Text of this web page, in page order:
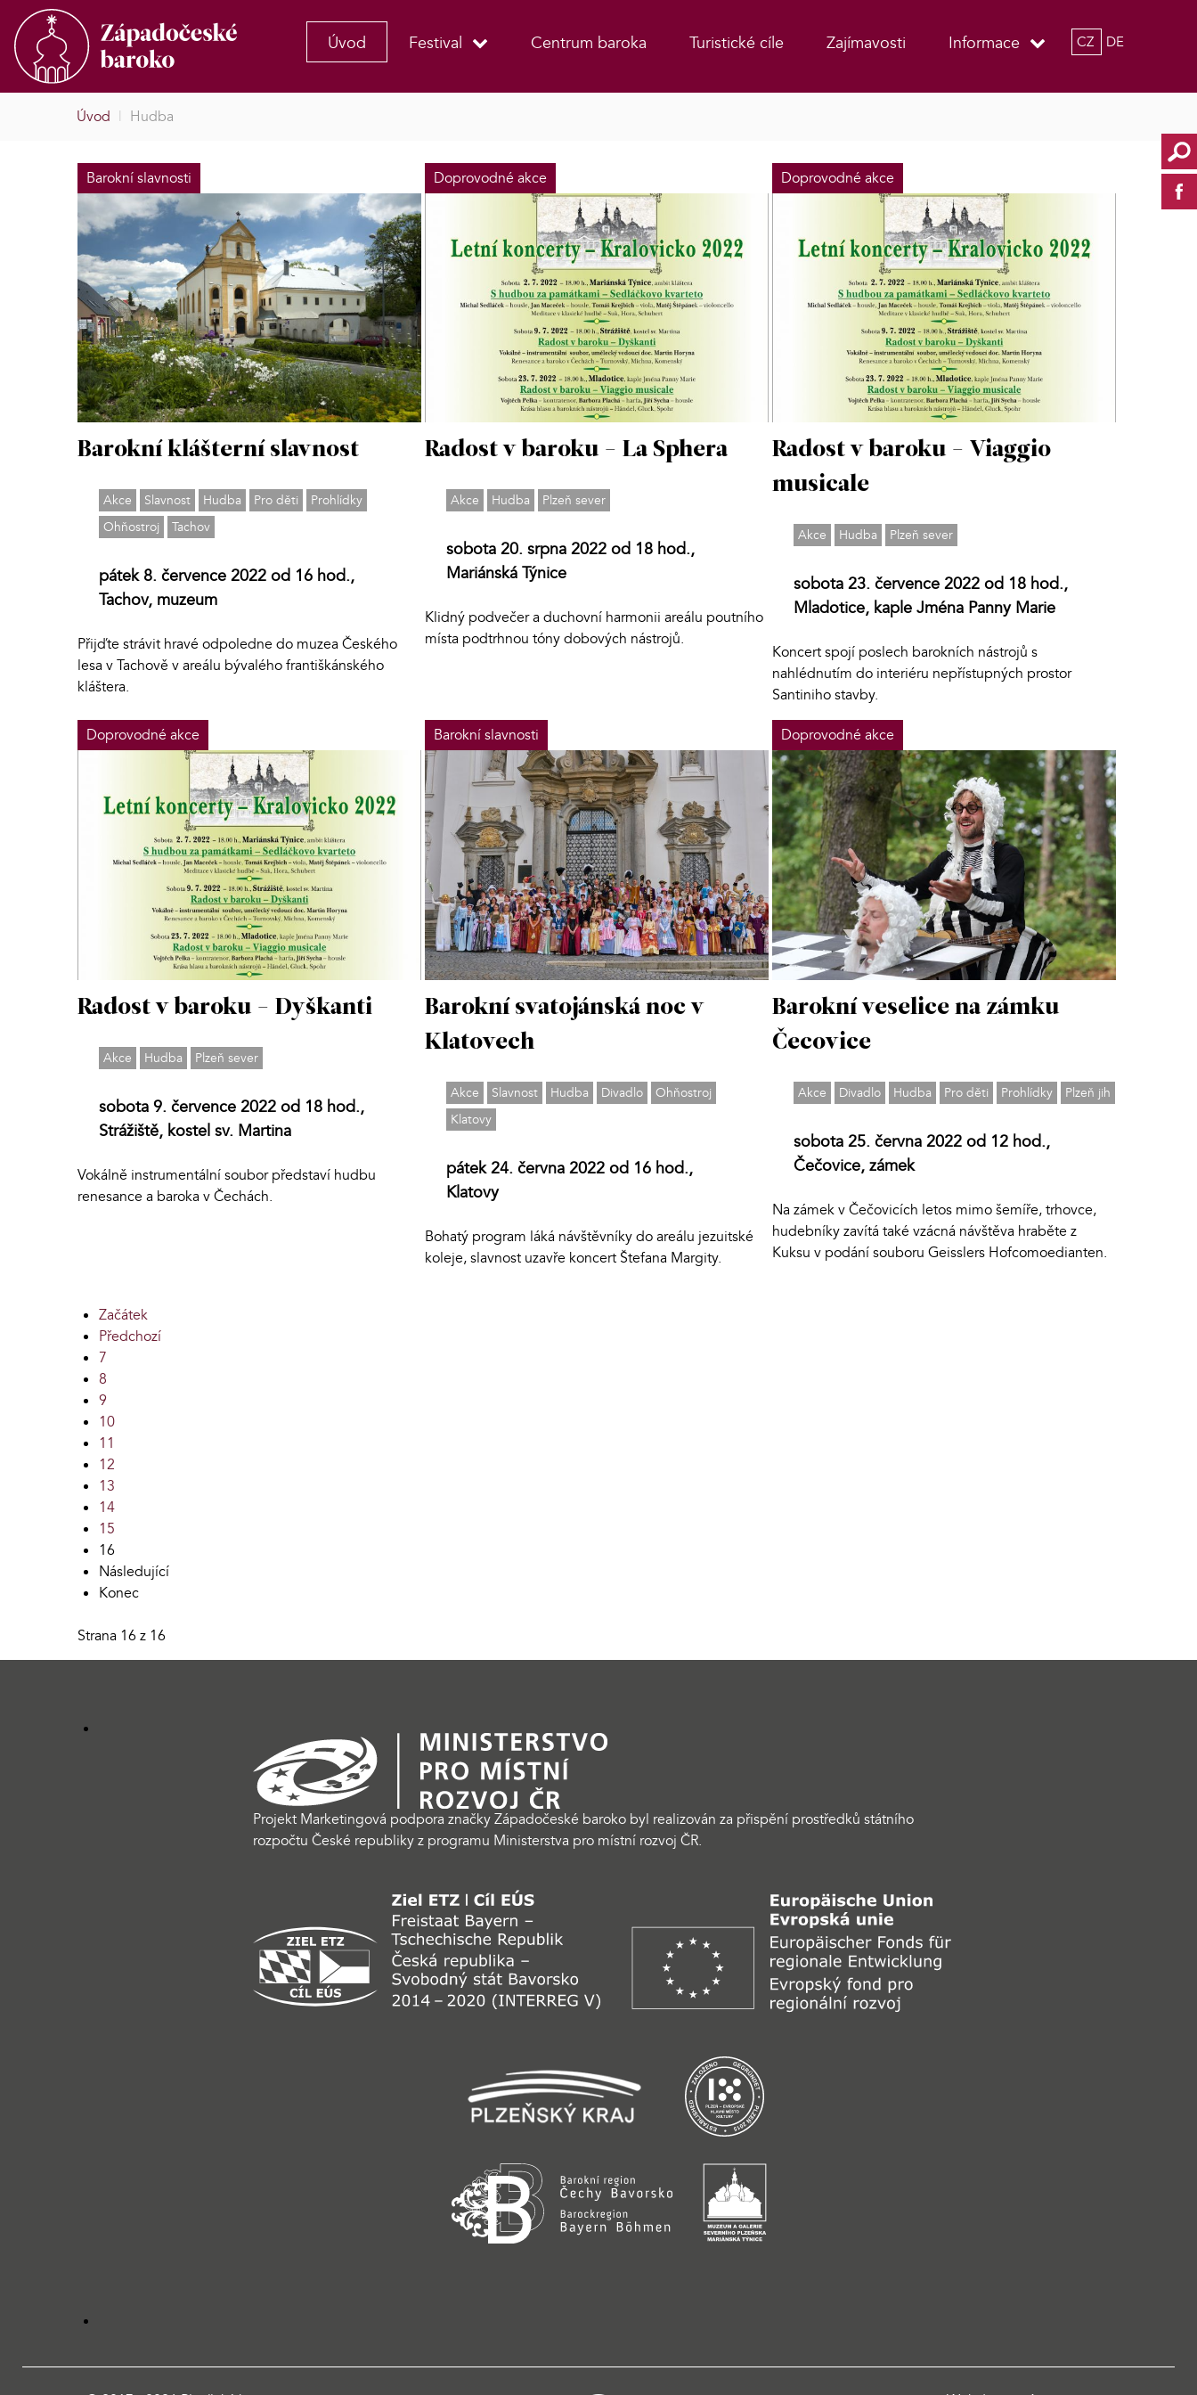
Úvod Festival Centrum baroka Turistické cíle Zajímavosti Informace CZ DE
Úvod | Hudba
Barokní slavnosti
Barokní klášterní slavnost
Akce Slavnost Hudba Pro děti
Prohlídky
Ohňostroj
Tachov
pátek 8. července 2022 od 16 hod.,
Tachov, muzeum
Přijďte strávit hravé odpoledne do muzea Českého
lesa v Tachově v areálu bývalého františkánského
kláštera.
Doprovodné akce
Radost v baroku - La Sphera
Akce Hudba Plzeň sever
sobota 20. srpna 2022 od 18 hod.,
Mariánská Týnice
Klidný podvečer a duchovní harmonii areálu poutního
místa podtrhnou tóny dobových nástrojů.
Doprovodné akce
Radost v baroku - Viaggio
musicale
Akce Hudba Plzeň sever
sobota 23. července 2022 od 18 hod.,
Mladotice, kaple Jména Panny Marie
Koncert spojí poslech barokních nástrojů s
nahlédnutím do interiéru nepřístupných prostor
Santiniho stavby.
Doprovodné akce
Radost v baroku - Dyškanti
Akce Hudba Plzeň sever
sobota 9. července 2022 od 18 hod.,
Strážiště, kostel sv. Martina
Vokálně instrumentální soubor představí hudbu
renesance a baroka v Čechách.
Barokní slavnosti
Barokní svatojánská noc v
Klatovech
Akce Slavnost Hudba Divadlo
Ohňostroj
Klatovy
pátek 24. června 2022 od 16 hod.,
Klatovy
Bohatý program láká návštěvníky do areálu jezuitské
koleje, slavnost uzavře koncert Štefana Margity.
Doprovodné akce
Barokní veselice na zámku
Čecovice
Akce Divadlo Hudba Pro děti Prohlídky Plzeň jih
sobota 25. června 2022 od 12 hod.,
Čečovice, zámek
Na zámek v Čečovicích letos mimo šemíře, trhovce,
hudebníky zavítá také vzácná návštěva hraběte z
Kuksu v podání souboru Geisslers Hofcomoedianten.
Začátek
Předchozí
7
8
9
10
11
12
13
14
15
16
Následující
Konec
Strana 16 z 16
Projekt Marketingová podpora značky Západočeské baroko byl realizován za přispění prostředků státního
rozpočtu České republiky z programu Ministerstva pro místní rozvoj ČR.